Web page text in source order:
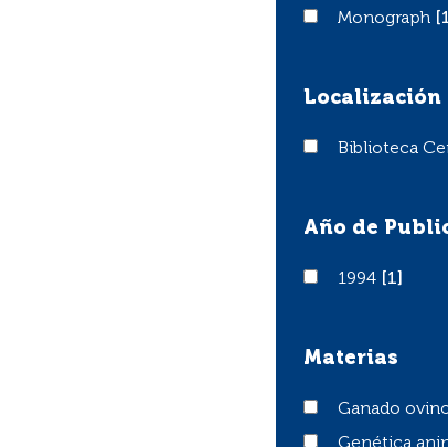
Monograph
Monograph
Localización
Biblioteca Central
Biblioteca
Año de
19941994 [1]
Materias
Ganado ovino
Ganado